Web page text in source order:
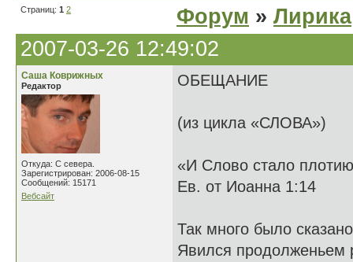
Страниц: 1 2 Форум » Лирика
2007-03-26 12:49:02
Саша Коврижных
Редактор
Откуда: С севера.
Зарегистрирован: 2006-08-15
Сообщений: 15171
Вебсайт
ОБЕЩАНИЕ
(из цикла «СЛОВА»)
«И Слово стало
Ев. от Иоанна 1:14
Так много было
Явился продолженьем